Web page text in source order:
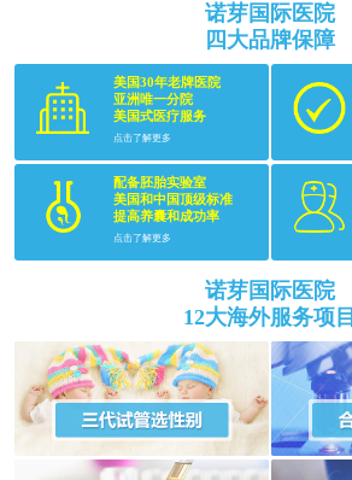
诺芽国际医院
四大品牌保障
美国30年老牌医院
亚洲唯一分院
美国式医疗服务
点击了解更多
配备胚胎实验室
美国和中国顶级标准
提高养囊和成功率
点击了解更多
诺芽国际医院
12大海外服务项目